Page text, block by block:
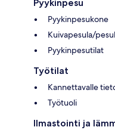
Pyykinpesu
Pyykinpesukone
Kuivapesula/
Pyykinpesutilat
Työtilat
Kannettavalle
Työtuoli
Ilmastointi ja